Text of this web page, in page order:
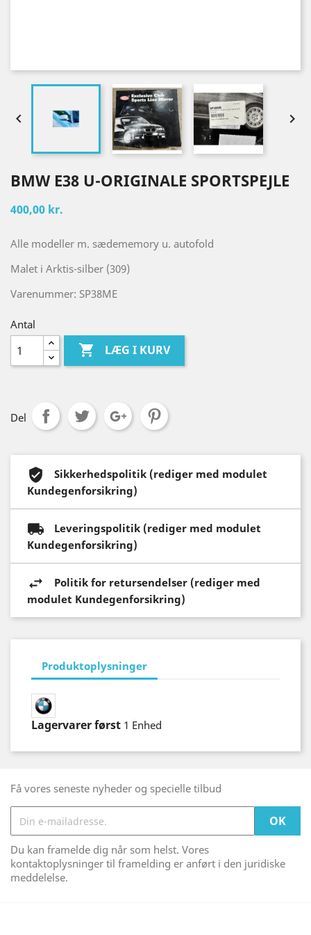
 
BMW E38 U-ORIGINALE SPORTSPEJLE
400,00 kr.
Alle modeller m. sædememory u. autofold
Malet i Arktis-silber (309)
Varenummer: SP38ME
Antal
 LÆG I KURV
Del
Sikkerhedspolitik (rediger med modulet
Kundegenforsikring)
Leveringspolitik (rediger med modulet
Kundegenforsikring)
Politik for retursendelser (rediger med
modulet Kundegenforsikring)
Produktoplysninger
Lagervarer først 1 Enhed
Få vores seneste nyheder og specielle tilbud
Du kan framelde dig når som helst. Vores
kontaktoplysninger til framelding er anført i den juridiske
meddelelse.